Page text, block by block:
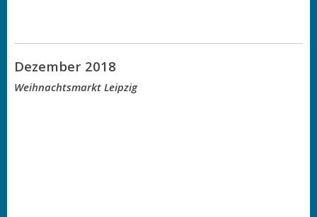
Dezember 2018
Weihnachtsmarkt Leipzig